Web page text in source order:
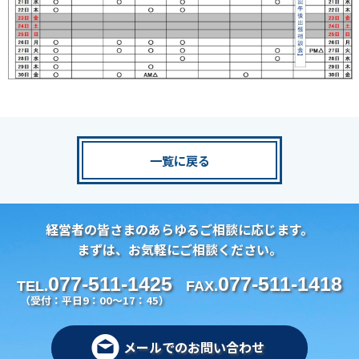
一覧に戻る
経営者の皆さまのあらゆるご相談に応じます。
まずは、お気軽にご相談ください。
TEL.077-511-1425
（受付：平日9：00～17：45）
FAX.077-511-1418
メールでのお問い合わせ